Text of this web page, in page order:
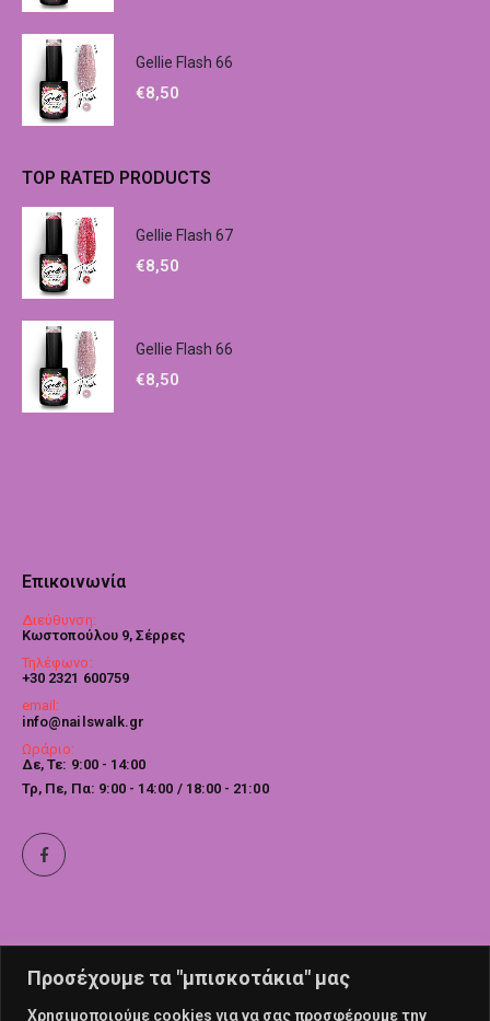
Προσέχουμε τα "μπισκοτάκια" μας
Χρησιμοποιούμε cookies για να σας προσφέρουμε την
Gellie Flash 66
€8,50
TOP RATED PRODUCTS
Gellie Flash 67
€8,50
Gellie Flash 66
€8,50
Επικοινωνία
Διεύθυνση:
Κωστοπούλου 9, Σέρρες
Τηλέφωνο:
+30 2321 600759
email:
info@nailswalk.gr
Ωράριο:
Δε, Τε: 9:00 - 14:00
Τρ, Πε, Πα: 9:00 - 14:00 / 18:00 - 21:00